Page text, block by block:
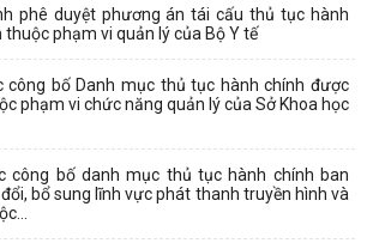
phê duyệt phương án tái cấu thủ tục hành
phạm vi quản lý của Bộ Y tế
công bố Danh mục thủ tục hành chính được
phạm vi chức năng quản lý của Sở Khoa học
công bố danh mục thủ tục hành chính ban
bổ sung lĩnh vực phát thanh truyền hình và